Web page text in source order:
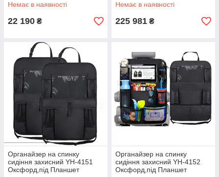
Немає в наявності
22 190 ₴
Немає в наявності
225 981 ₴
Органайзер на спинку
сидіння захисний YH-4151
Оксфорд,під Планшет
Органайзер на спинку
сидіння захисний YH-4152
Оксфорд,під Планшет